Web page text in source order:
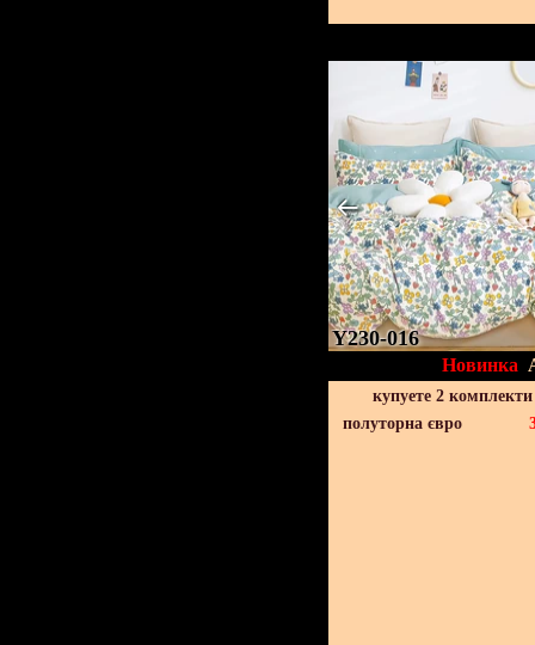
Y230-016
Новинка
купуете 2
полуторна євро